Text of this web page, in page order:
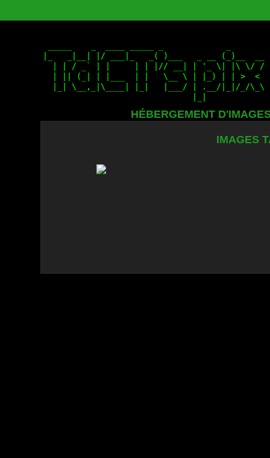
HÉBERGEMENT
IMAGES